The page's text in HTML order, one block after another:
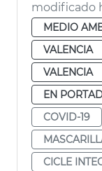
modificado
MEDIO
VALENCIA
VALENCIA
EN
COVID-19
CICLE